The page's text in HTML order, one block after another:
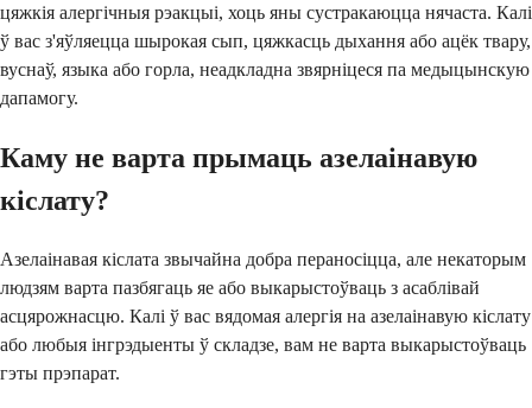
цяжкія алергічныя рэакцыі, хоць яны сустракаюцца нячаста. Калі
ў вас з'яўляецца шырокая сып, цяжкасць дыхання або ацёк твару,
вуснаў, языка або горла, неадкладна звярніцеся па медыцынскую
дапамогу.
Каму не варта прымаць азелаінавую
кіслату?
Азелаінавая кіслата звычайна добра пераносіцца, але некаторым
людзям варта пазбягаць яе або выкарыстоўваць з асаблівай
асцярожнасцю. Калі ў вас вядомая алергія на азелаінавую кіслату
або любыя інгрэдыенты ў складзе, вам не варта выкарыстоўваць
гэты прэпарат.